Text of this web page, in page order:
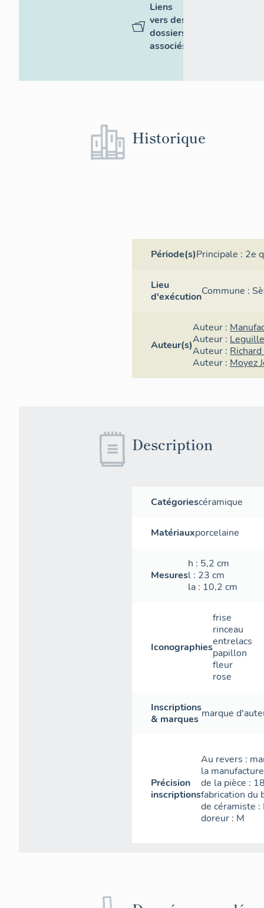
Liens
vers des
dossiers
associés
Historique
Période(s)Principale : 2e
Lieu
d'exécutionCommune :
Auteur(s)
Auteur :
Auteur :
Auteur :
Auteur : Moyez
Description
Catégoriescéramique
Matériauxporcelaine
Mesures
h : 5,2 cm
l : 23 cm
la : 10,2 cm
Iconographies
frise
rinceau
entrelacs
papillon
fleur
rose
Inscriptions
& marques marque
Précision
inscriptions
Au revers :
la
de la pièce :
fabrication du
de céramiste :
doreur : M